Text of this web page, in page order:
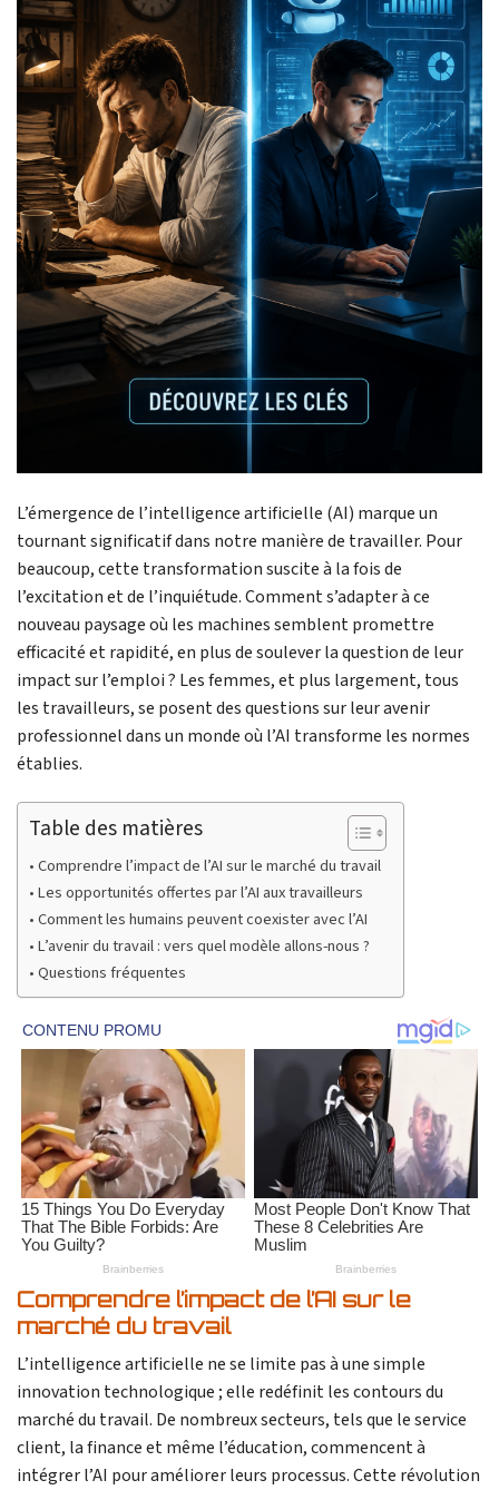
L’émergence de l’intelligence artificielle (AI) marque un
tournant significatif dans notre manière de travailler. Pour
beaucoup, cette transformation suscite à la fois de
l’excitation et de l’inquiétude. Comment s’adapter à ce
nouveau paysage où les machines semblent promettre
efficacité et rapidité, en plus de soulever la question de leur
impact sur l’emploi ? Les femmes, et plus largement, tous
les travailleurs, se posent des questions sur leur avenir
professionnel dans un monde où l’AI transforme les normes
établies.
Table des matières
Comprendre l’impact de l’AI sur le marché du travail
Les opportunités offertes par l’AI aux travailleurs
Comment les humains peuvent coexister avec l’AI
L’avenir du travail : vers quel modèle allons-nous ?
Questions fréquentes
Comprendre l’impact de l’AI sur le
marché du travail
L’intelligence artificielle ne se limite pas à une simple
innovation technologique ; elle redéfinit les contours du
marché du travail. De nombreux secteurs, tels que le service
client, la finance et même l’éducation, commencent à
intégrer l’AI pour améliorer leurs processus. Cette révolution